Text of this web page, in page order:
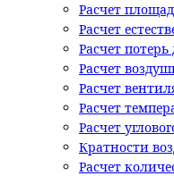
Расчет
Расчет
Расчет
Расчет
Расчет
Расчет
Расчет
Кратности
Расчет